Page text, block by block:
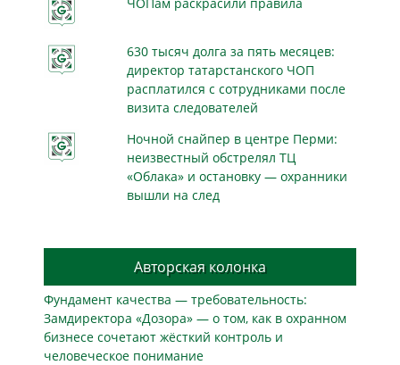
630 тысяч долга за пять месяцев:
директор татарстанского ЧОП
расплатился с сотрудниками после
визита следователей
Ночной снайпер в центре Перми:
неизвестный обстрелял ТЦ
«Облака» и остановку — охранники
вышли на след
Авторская колонка
Фундамент качества — требовательность:
Замдиректора «Дозора» — о том, как в охранном
бизнесe сочетают жёсткий контроль и
человеческое понимание